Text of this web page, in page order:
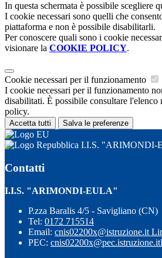
In questa schermata è possibile scegliere
I cookie necessari sono quelli che
piattaforma e non è possibile disabilitarli.
Per conoscere quali sono i cookie
visionare la COOKIE POLICY.
Cookie necessari per il funzionamento
I cookie necessari per il funzionamento
disabilitati. È possibile consultare l'elenco
policy.
Accetta tutti Salva le preferenze
I.I.S. "ARIMONDI-
Contatti
I.I.S. "ARIMONDI-EULA"
P.zza Baralis 4/5 - Savigliano (CN)
Tel: 0172 715514
Email: cnis02200x@istruzione.it
PEC: cnis02200x@pec.istruzione.it